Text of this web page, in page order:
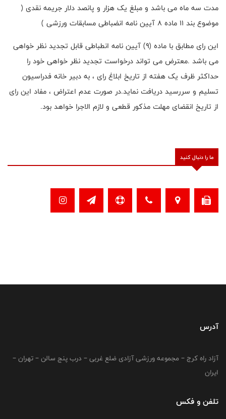
مدت سه ماه می باشد و مبلغ یک هزار و پانصد دلار جریمه نقدی (
موضوع بند ۱۱ ماده ۸ آیین نامه انضباطی مسابقات ورزشی )
این رای مطابق با ماده (۹) آیین نامه انطباطی قابل تجدید نظر خواهی
می باشد .معترض می تواند درخواست تجدید نظر خواهی خود را
حداکثر ظرف یک هفته از تاریخ ابلاغ رای ، به دبیر خانه فدراسیون
تسلیم و سررسید دریافت نماید.در صورت عدم اعتراض ، مفاد این رای
از تاریخ انقضای مهلت مذکور قطعی و لازم الاجرا خواهد بود.
ما را دنبال کنید
آدرس
آزاد راه کرج – مجموعه ورزشی آزادی ضلع غربی – درب پنج سالن – تهران –
ایران
تلفن و فکس